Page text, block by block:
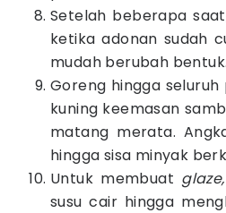
Setelah beberapa
ketika adonan sudah
mudah berubah bentuk.
Goreng hingga
kuning keemasan
matang merata.
hingga sisa minyak
Untuk membuat glaze,
susu cair hingga